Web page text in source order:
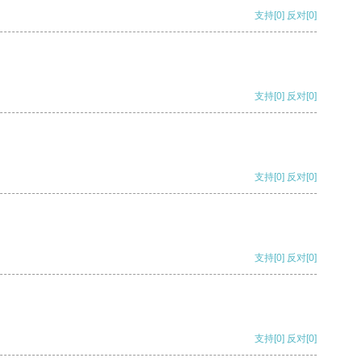
支持[0] 反对[0]
支持[0] 反对[0]
支持[0] 反对[0]
支持[0] 反对[0]
支持[0] 反对[0]